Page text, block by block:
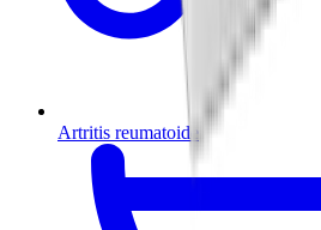
Artritis reumatoide